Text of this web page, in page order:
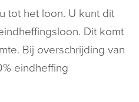
tot het loon. U kunt dit
Dit komt
Bij overschrijding van
eindheffing